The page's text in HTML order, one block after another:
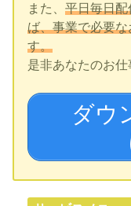
また、平日毎日
ば、事業で必要
す。
是非あなたのお仕
ダウ